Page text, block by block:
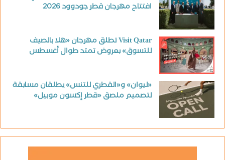
افتتاح مهرجان قطر جودوود 2026
Visit Qatar تطلق مهرجان «هلا بالصيف
للتسوق» بعروض تمتد طوال أغسطس
«ليوان» و«القطري للتنس» يطلقان مسابقة
لتصميم ملصق «قطر إكسون موبيل»